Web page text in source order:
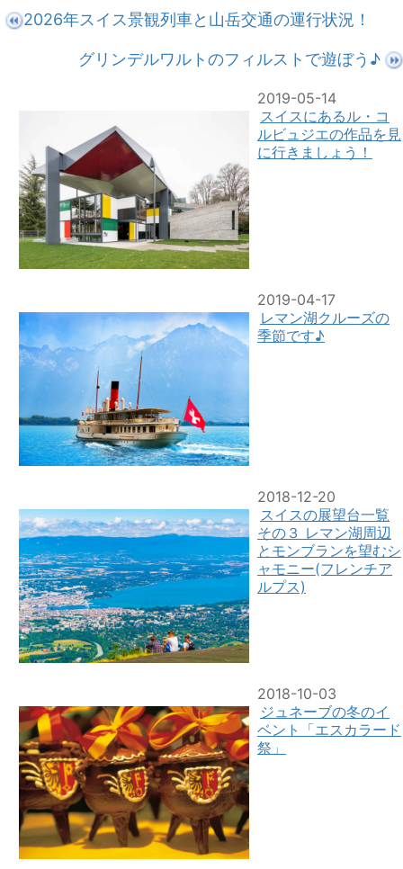
2026年スイス景観列車と山岳交通の運行状況！
グリンデルワルトのフィルストで遊ぼう♪
2019-05-14
スイスにあるル・コ
ルビュジエの作品を見
に行きましょう！
2019-04-17
レマン湖クルーズの
季節です♪
2018-12-20
スイスの展望台一覧
その３ レマン湖周辺
とモンブランを望むシ
ャモニー(フレンチア
ルプス)
2018-10-03
ジュネーブの冬のイ
ベント「エスカラード
祭」